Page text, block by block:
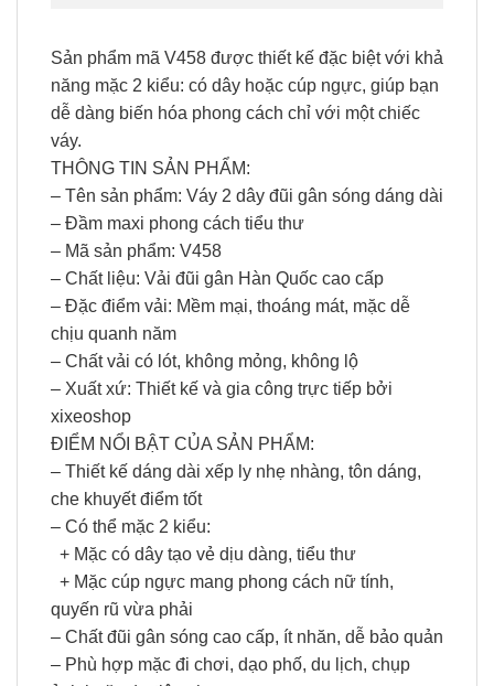
Sản phẩm mã V458 được thiết kế đặc biệt với khả
năng mặc 2 kiểu: có dây hoặc cúp ngực, giúp bạn
dễ dàng biến hóa phong cách chỉ với một chiếc
váy.
THÔNG TIN SẢN PHẨM:
– Tên sản phẩm: Váy 2 dây đũi gân sóng dáng dài
– Đầm maxi phong cách tiểu thư
– Mã sản phẩm: V458
– Chất liệu: Vải đũi gân Hàn Quốc cao cấp
– Đặc điểm vải: Mềm mại, thoáng mát, mặc dễ
chịu quanh năm
– Chất vải có lót, không mỏng, không lộ
– Xuất xứ: Thiết kế và gia công trực tiếp bởi
xixeoshop
ĐIỂM NỔI BẬT CỦA SẢN PHẨM:
– Thiết kế dáng dài xếp ly nhẹ nhàng, tôn dáng,
che khuyết điểm tốt
– Có thể mặc 2 kiểu:
+ Mặc có dây tạo vẻ dịu dàng, tiểu thư
+ Mặc cúp ngực mang phong cách nữ tính,
quyến rũ vừa phải
– Chất đũi gân sóng cao cấp, ít nhăn, dễ bảo quản
– Phù hợp mặc đi chơi, dạo phố, du lịch, chụp